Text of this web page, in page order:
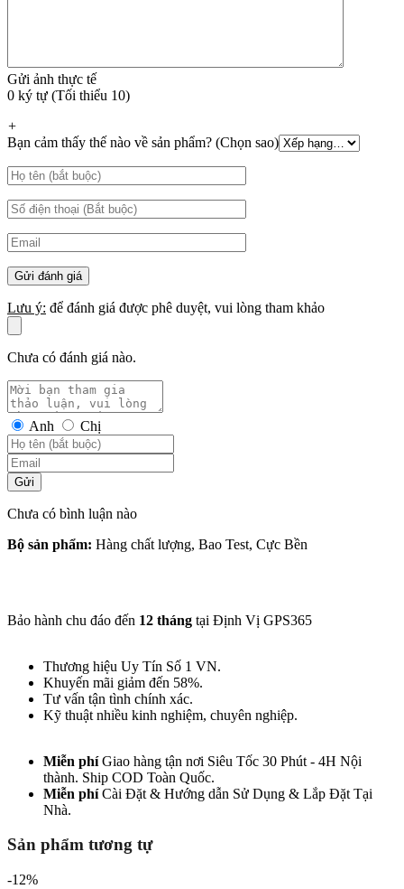
Gửi ảnh thực tế
0 ký tự (Tối thiểu 10)
+
Bạn cảm thấy thế nào về sản phẩm? (Chọn sao)
Lưu ý: để đánh giá được phê duyệt, vui lòng tham khảo
Chưa có đánh giá nào.
Anh Chị
Gửi
Chưa có bình luận nào
Bộ sản phẩm: Hàng chất lượng, Bao Test, Cực Bền
Bảo hành chu đáo đến 12 tháng tại Định Vị GPS365
Thương hiệu Uy Tín Số 1 VN.
Khuyến mãi giảm đến 58%.
Tư vấn tận tình chính xác.
Kỹ thuật nhiều kinh nghiệm, chuyên nghiệp.
Miễn phíGiao hàng tận nơi Siêu Tốc 30 Phút - 4H Nội
thành. Ship COD Toàn Quốc.
Miễn phíCài Đặt & Hướng dẫn Sử Dụng & Lắp Đặt Tại
Nhà.
Sản phẩm tương tự
-12%